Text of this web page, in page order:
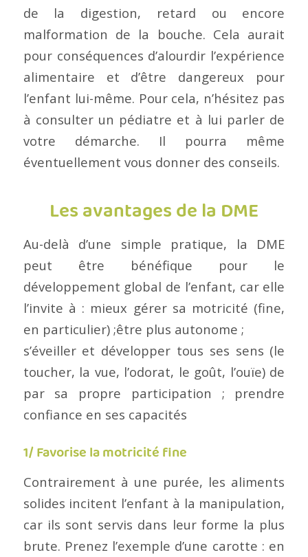
de la digestion, retard ou encore
malformation de la bouche. Cela aurait
pour conséquences d’alourdir l’expérience
alimentaire et d’être dangereux pour
l’enfant lui-même. Pour cela, n’hésitez pas
à consulter un pédiatre et à lui parler de
votre démarche. Il pourra même
éventuellement vous donner des conseils.
Les avantages de la DME
Au-delà d’une simple pratique, la DME
peut être bénéfique pour le
développement global de l’enfant, car elle
l’invite à : mieux gérer sa motricité (fine,
en particulier) ;être plus autonome ;
s’éveiller et développer tous ses sens (le
toucher, la vue, l’odorat, le goût, l’ouïe) de
par sa propre participation ; prendre
confiance en ses capacités
1/ Favorise la motricité fine
Contrairement à une purée, les aliments
solides incitent l’enfant à la manipulation,
car ils sont servis dans leur forme la plus
brute. Prenez l’exemple d’une carotte : en